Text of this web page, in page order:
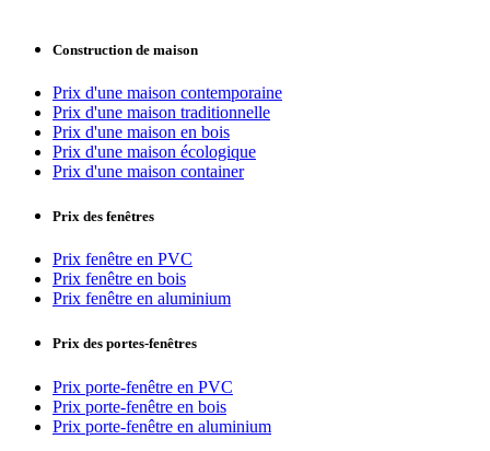
Construction de maison
Prix d'une maison contemporaine
Prix d'une maison traditionnelle
Prix d'une maison en bois
Prix d'une maison écologique
Prix d'une maison container
Prix des fenêtres
Prix fenêtre en PVC
Prix fenêtre en bois
Prix fenêtre en aluminium
Prix des portes-fenêtres
Prix porte-fenêtre en PVC
Prix porte-fenêtre en bois
Prix porte-fenêtre en aluminium